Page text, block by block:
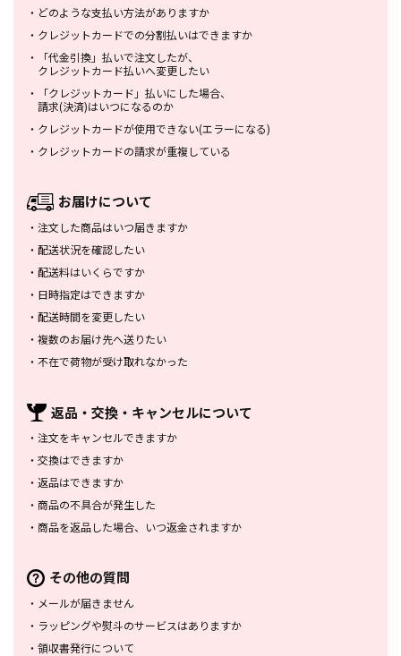
・ どのような支払い方法がありますか
・ クレジットカードでの分割払いはできますか
・
「代金引換」払いで注文したが、
クレジットカード払いへ変更したい
・
「クレジットカード」払いにした場合、
請求(決済)はいつになるのか
・ クレジットカードが使用できない(エラーになる)
・ クレジットカードの請求が重複している
お届けについて
・ 注文した商品はいつ届きますか
・ 配送状況を確認したい
・ 配送料はいくらですか
・ 日時指定はできますか
・ 配送時間を変更したい
・ 複数のお届け先へ送りたい
・ 不在で荷物が受け取れなかった
返品・交換・ キャンセルについて
・ 注文をキャンセルできますか
・ 交換はできますか
・ 返品はできますか
・ 商品の不具合が発生した
・ 商品を返品した場合、 いつ返金されますか
その他の質問
・ メールが届きません
・ ラッピングや熨斗のサービスはありますか
・ 領収書発行について